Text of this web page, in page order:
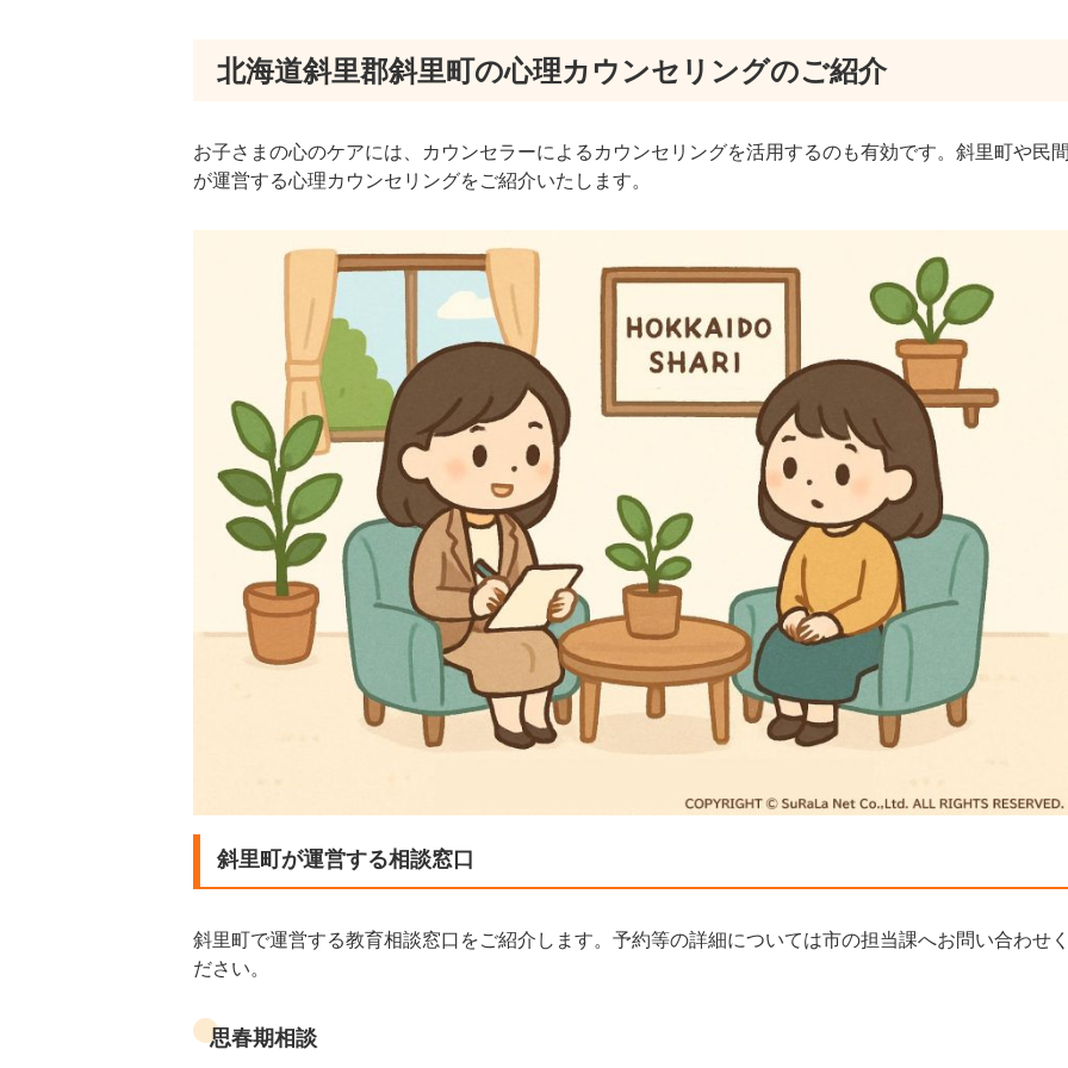
北海道斜里郡斜里町の心理カウンセリングのご紹介
お子さまの心のケアには、カウンセラーによるカウンセリングを活用するのも有効です。斜里町や民
が運営する心理カウンセリングをご紹介いたします。
斜里町が運営する相談窓口
斜里町で運営する教育相談窓口をご紹介します。予約等の詳細については市の担当課へお問い合わせ
ださい。
思春期相談